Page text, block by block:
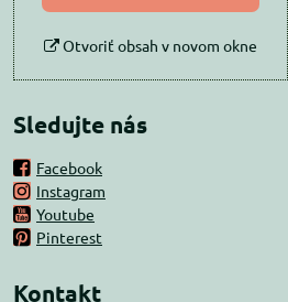
Otvoriť obsah v novom okne
Sledujte nás
Facebook
Instagram
Youtube
Pinterest
Kontakt